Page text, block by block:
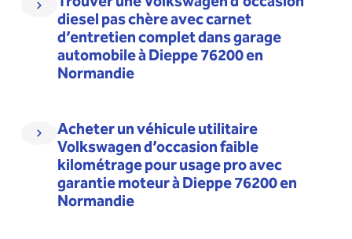
diesel pas chère avec carnet
d’entretien complet dans garage
automobile à Dieppe 76200 en
Normandie
Acheter un véhicule utilitaire
Volkswagen d’occasion faible
kilométrage pour usage pro avec
garantie moteur à Dieppe 76200 en
Normandie